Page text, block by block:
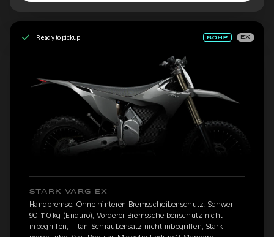
Ready to pickup EX
STARK VARG EX
Handbremse, Ohne hinteren Bremsscheibenschutz, Schwer
90-110 kg (Enduro), Vorderer Bremsscheibenschutz nicht
inbegriffen, Titan-Schraubensatz nicht inbegriffen, Stark